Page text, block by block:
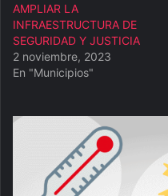
AMPLIAR LA
INFRAESTRUCTURA DE
SEGURIDAD Y JUSTICIA
2 noviembre, 2023
En "Municipios"